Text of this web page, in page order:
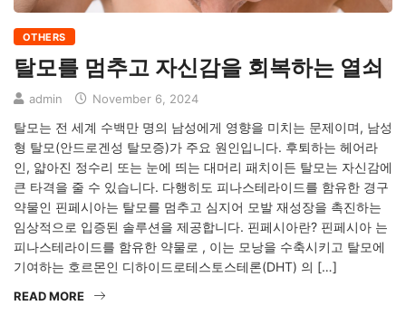
OTHERS
탈모를 멈추고 자신감을 회복하는 열쇠
admin November 6, 2024
탈모는 전 세계 수백만 명의 남성에게 영향을 미치는 문제이며, 남성
형 탈모(안드로겐성 탈모증)가 주요 원인입니다. 후퇴하는 헤어라
인, 얇아진 정수리 또는 눈에 띄는 대머리 패치이든 탈모는 자신감에
큰 타격을 줄 수 있습니다. 다행히도 피나스테라이드를 함유한 경구
약물인 핀페시아는 탈모를 멈추고 심지어 모발 재성장을 촉진하는
임상적으로 입증된 솔루션을 제공합니다. 핀페시아란? 핀페시아 는
피나스테라이드를 함유한 약물로 , 이는 모낭을 수축시키고 탈모에
기여하는 호르몬인 디하이드로테스토스테론(DHT) 의 […]
READ MORE